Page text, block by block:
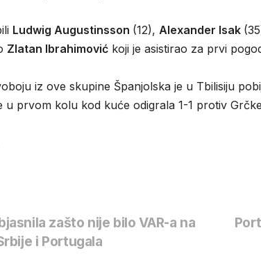
Ludwig Augustinsson (12), Alexander Isak
Zlatan Ibrahimović koji je asistirao za prvi
iz ove skupine Španjolska je u Tbilisiju
u prvom kolu kod kuće odigrala 1-1 protiv
zašto nije bilo VAR-a na
i Portugala